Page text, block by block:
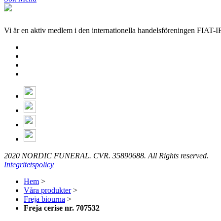
Vi är en aktiv medlem i den internationella handelsföreningen FIAT-
2020 NORDIC FUNERAL. CVR. 35890688. All Rights reserved.
Integritetspolicy
Hem >
Våra produkter >
Freja biourna >
Freja cerise nr. 707532